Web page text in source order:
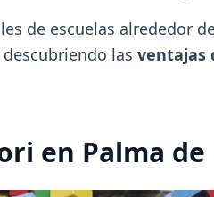
de escuelas alrededor
las ventajas
en Palma de